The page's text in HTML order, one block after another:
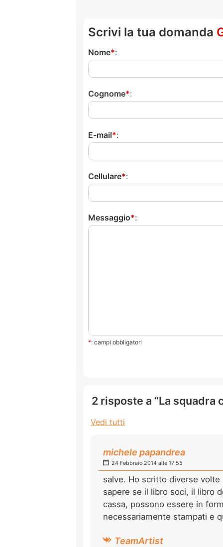
Scrivi la tua domanda
Nome :
Cognome :
E-mail :
Cellulare :
Messaggio :
*: campi obbligatori
2 risposte a “La squadra
Vedi tutti
michele papandrea
24 Febbraio 2014 alle 17:55
salve. Ho scritto diverse
sapere se il libro soci, il libro
cassa, possono essere in
necessariamente stampati e
TeamArtist